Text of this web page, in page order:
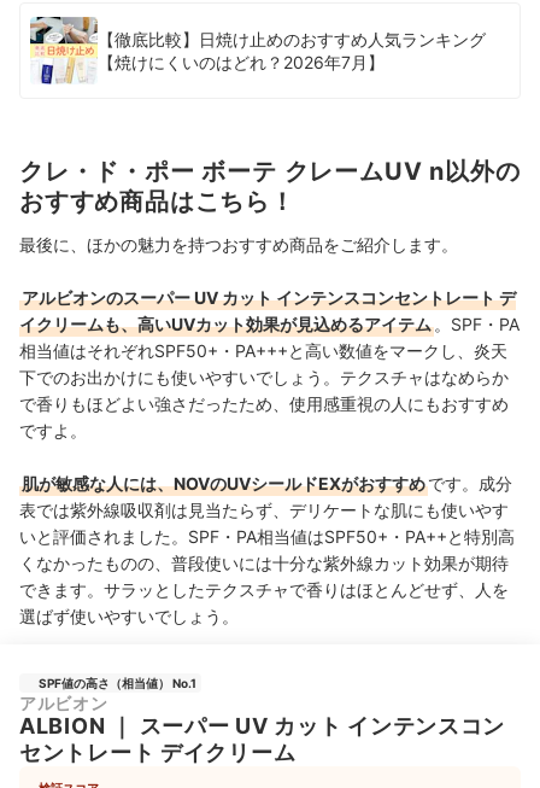
【徹底比較】日焼け止めのおすすめ人気ランキング
【焼けにくいのはどれ？2026年7月】
クレ・ド・ポー ボーテ クレームUV n以外の
おすすめ商品はこちら！
最後に、ほかの魅力を持つおすすめ商品をご紹介します。
アルビオンのスーパー UV カット インテンスコンセントレート デ
イクリームも、高いUVカット効果が見込めるアイテム 。SPF・PA
相当値はそれぞれSPF50+・PA+++と高い数値をマークし、炎天
下でのお出かけにも使いやすいでしょう。テクスチャはなめらか
で香りもほどよい強さだったため、使用感重視の人にもおすすめ
ですよ。
肌が敏感な人には、NOVのUVシールドEXがおすすめです。成分
表では紫外線吸収剤は見当たらず、デリケートな肌にも使いやす
いと評価されました。SPF・PA相当値はSPF50+・PA++と特別高
くなかったものの、普段使いには十分な紫外線カット効果が期待
できます。サラッとしたテクスチャで香りはほとんどせず、人を
選ばず使いやすいでしょう。
SPF値の高さ（相当値） No.1
アルビオン
ALBION ｜
スーパー UV カット インテンスコン
セントレート デイクリーム